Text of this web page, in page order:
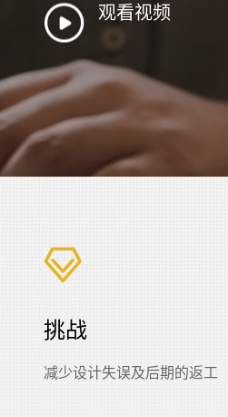
观看视频
挑战
减少设计失误及后期的返工